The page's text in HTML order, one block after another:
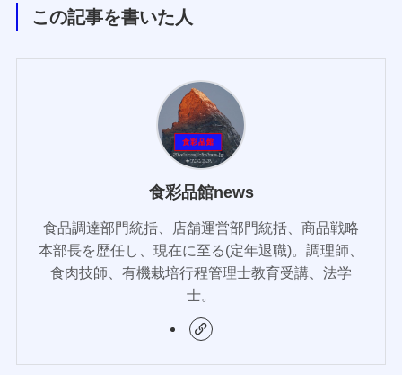
この記事を書いた人
食彩品館news
食品調達部門統括、店舗運営部門統括、商品戦略
本部長を歴任し、現在に至る(定年退職)。調理師、
食肉技師、有機栽培行程管理士教育受講、法学
士。